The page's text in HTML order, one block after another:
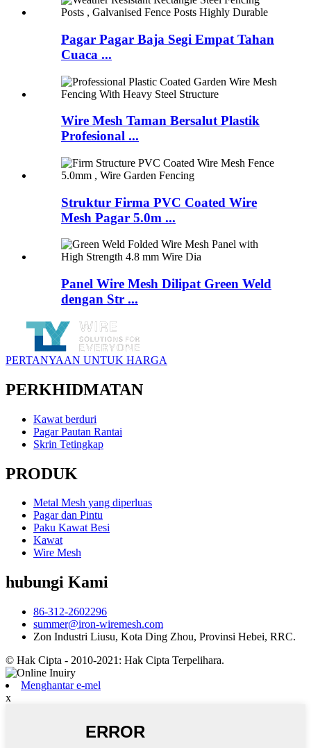
Pagar Pagar Baja Segi Empat Tahan
Cuaca ...
Wire Mesh Taman Bersalut Plastik
Profesional ...
Struktur Firma PVC Coated Wire
Mesh Pagar 5.0m ...
Panel Wire Mesh Dilipat Green Weld
dengan Str ...
PERTANYAAN UNTUK HARGA
PERKHIDMATAN
Kawat berduri
Pagar Pautan Rantai
Skrin Tetingkap
PRODUK
Metal Mesh yang diperluas
Pagar dan Pintu
Paku Kawat Besi
Kawat
Wire Mesh
hubungi Kami
86-312-2602296
summer@iron-wiremesh.com
Zon Industri Liusu, Kota Ding Zhou, Provinsi Hebei, RRC.
© Hak Cipta - 2010-2021: Hak Cipta Terpelihara.
Menghantar e-mel
x